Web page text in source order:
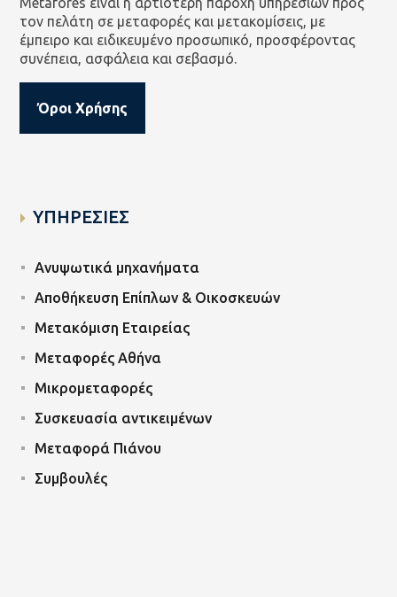
τον πελάτη σε μεταφορές και μετακομίσεις, με
έμπειρο και ειδικευμένο προσωπικό, προσφέροντας
συνέπεια, ασφάλεια και σεβασμό.
Όροι Χρήσης
ΥΠΗΡΕΣΙΕΣ
Ανυψωτικά μηχανήματα
Αποθήκευση Επίπλων & Οικοσκευών
Μετακόμιση Εταιρείας
Μεταφορές Αθήνα
Μικρομεταφορές
Συσκευασία αντικειμένων
Μεταφορά Πιάνου
Συμβουλές